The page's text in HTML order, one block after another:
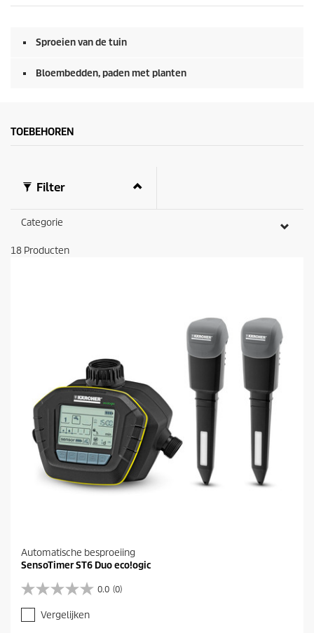
Sproeien van de tuin
Bloembedden, paden met planten
TOEBEHOREN
Filter
Categorie
18 Producten
Automatische besproeiing
SensoTimer ST6 Duo eco!ogic
0.0 (0)
0
.
0
Vergelijken